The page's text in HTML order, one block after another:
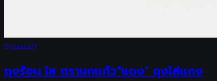
ร้านแนะนำ
ถุงร้อน ใส ตรานกเเก้ว"แดง" ถุงใส่เเกง